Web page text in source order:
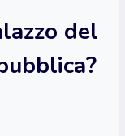
del